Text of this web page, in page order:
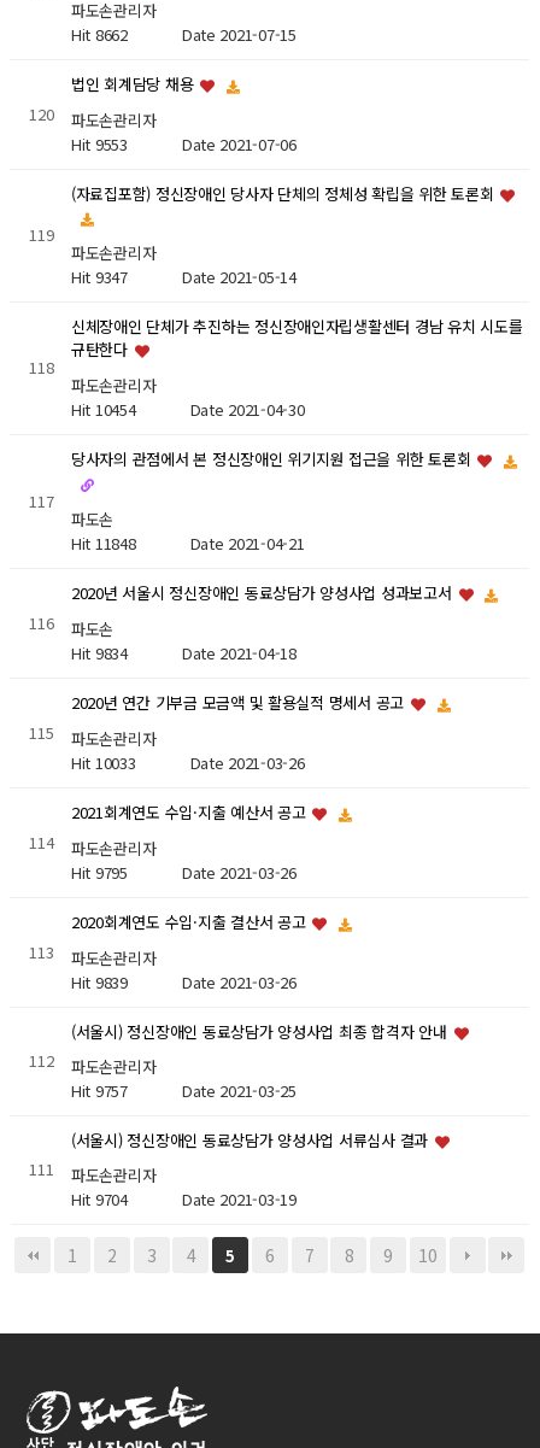
파도손관리자
Hit 8662 Date 2021-07-15
120
법인 회계담당 채용
파도손관리자
Hit 9553 Date 2021-07-06
119
(자료집포함) 정신장애인 당사자 단체의 정체성 확립을 위한 토론회
파도손관리자
Hit 9347 Date 2021-05-14
118
신체장애인 단체가 추진하는 정신장애인자립생활센터 경남 유치 시도를
규탄한다
파도손관리자
Hit 10454 Date 2021-04-30
117
당사자의 관점에서 본 정신장애인 위기지원 접근을 위한 토론회
파도손
Hit 11848 Date 2021-04-21
116
2020년 서울시 정신장애인 동료상담가 양성사업 성과보고서
파도손
Hit 9834 Date 2021-04-18
115
2020년 연간 기부금 모금액 및 활용실적 명세서 공고
파도손관리자
Hit 10033 Date 2021-03-26
114
2021회계연도 수입·지출 예산서 공고
파도손관리자
Hit 9795 Date 2021-03-26
113
2020회계연도 수입·지출 결산서 공고
파도손관리자
Hit 9839 Date 2021-03-26
112
(서울시) 정신장애인 동료상담가 양성사업 최종 합격자 안내
파도손관리자
Hit 9757 Date 2021-03-25
111
(서울시) 정신장애인 동료상담가 양성사업 서류심사 결과
파도손관리자
Hit 9704 Date 2021-03-19
1 2 3 4 5 6 7 8 9 10